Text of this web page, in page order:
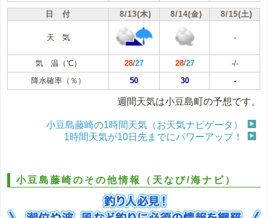
日 付 8/13(木) 8/14(金) 8/15(土)
天 気 -
気 温（℃） 28/27 28/27 -/-
降水確率（％）
50 30 -
週間天気は小豆島町の予想です。
小豆島藤崎の1時間天気（お天気ナビゲータ）
1時間天気が10日先までにパワーアップ！
小豆島藤崎のその他情報（天なび/海ナビ）